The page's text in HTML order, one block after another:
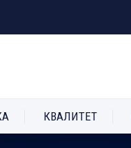
КВАЛИТЕТ